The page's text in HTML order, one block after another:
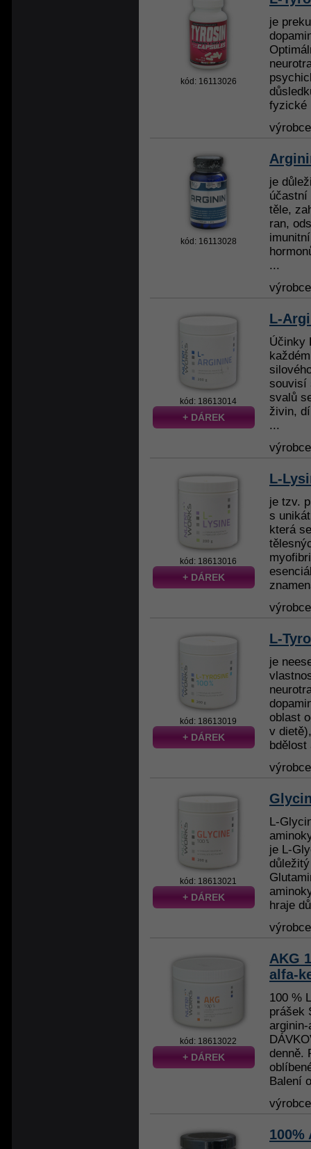
kód: 16113026
je
fyzické
kód: 16113028
je
účastní
těle,
ran,
...
kód: 18613014
+ DÁREK
L-
Účinky
souvisí
svalů
živin,
...
kód: 18613016
+ DÁREK
L-
je tzv.
s
která
kód: 18613019
+ DÁREK
L-
je
oblast
v
bdělost
kód: 18613021
+ DÁREK
L-
je L-
hraje
kód: 18613022
+ DÁREK
AKG
alfa-
100 %
prášek
denně.
Balení
100%